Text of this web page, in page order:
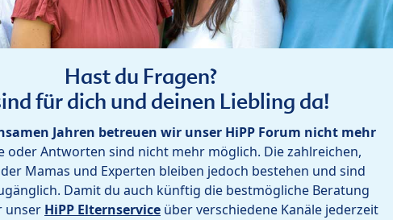
Hast du Fragen?
für dich und deinen Liebling da!
Jahren betreuen wir unser HiPP Forum nicht mehr
oder Antworten sind nicht mehr möglich. Die zahlreichen,
Mamas und Experten bleiben jedoch bestehen und sind
Damit du auch künftig die bestmögliche Beratung
unser HiPP Elternservice über verschiedene Kanäle jederzeit